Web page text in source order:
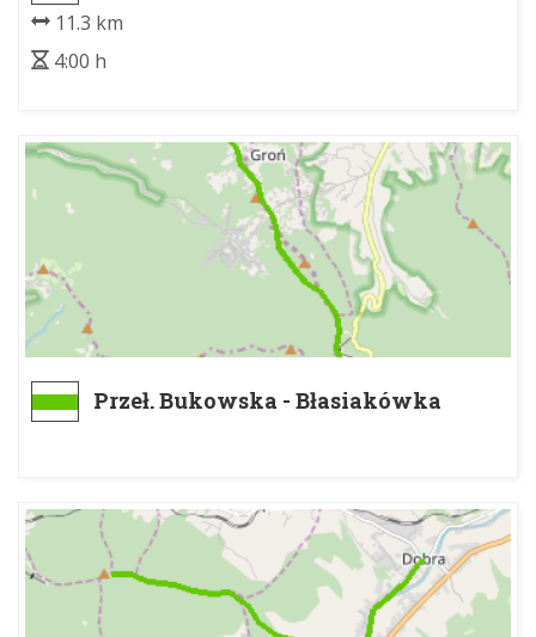
11.3 km
4:00 h
Przeł. Bukowska - Błasiakówka